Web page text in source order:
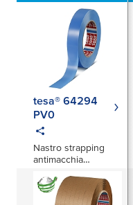
tesa® 64294
PV0
Nastro strapping
antimacchia
basse temperature